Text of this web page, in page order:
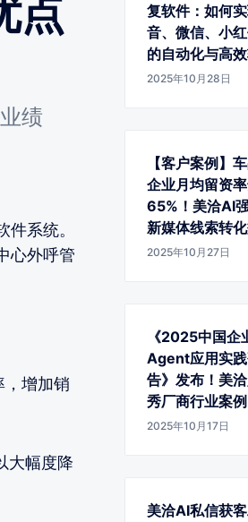
点
绩
系统。
心外呼管
，增加销
大幅度降
复软件：如何
音、微信、小
的自动化与高
2025年10月28日
【客户案例】
企业月均留资
65%！美洽AI
新媒体线索转化
2025年10月27日
《2025中国企
Agent应用实
告》发布！美
秀厂商行业案例
2025年10月17日
美洽AI私信获